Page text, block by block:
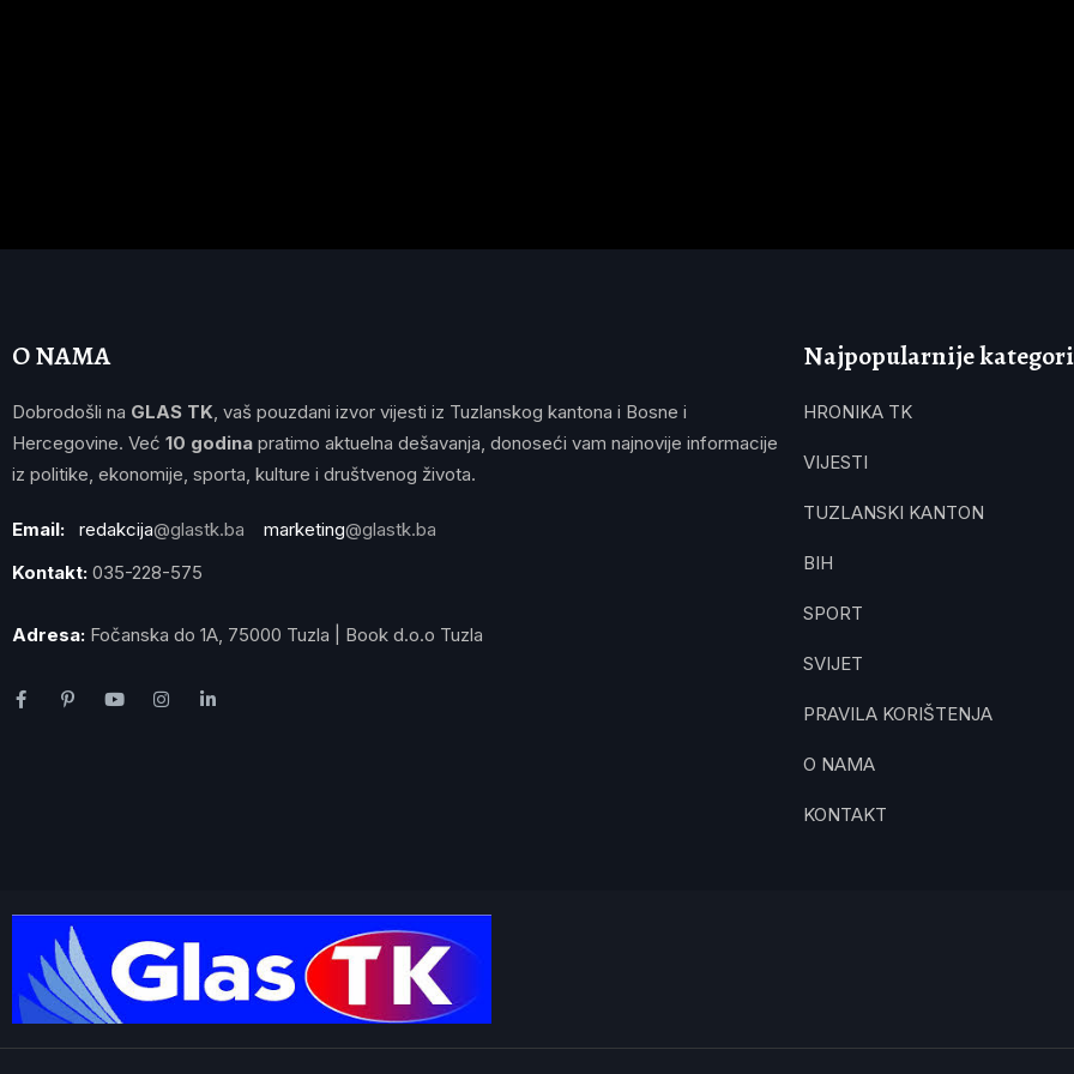
O NAMA
Dobrodošli na GLAS TK, vaš pouzdani izvor vijesti iz Tuzlanskog kantona i Bosne i
Hercegovine. Već 10 godina pratimo aktuelna dešavanja, donoseći vam najnovije informacije
iz politike, ekonomije, sporta, kulture i društvenog života.
Email: redakcija@glastk.ba marketing@glastk.ba
Kontakt: 035-228-575
Adresa: Fočanska do 1A, 75000 Tuzla | Book d.o.o Tuzla
Najpopularnije
HRONIKA TK
VIJESTI
TUZLANSKI KANTON
BIH
SPORT
SVIJET
PRAVILA KORIŠTENJA
O NAMA
KONTAKT